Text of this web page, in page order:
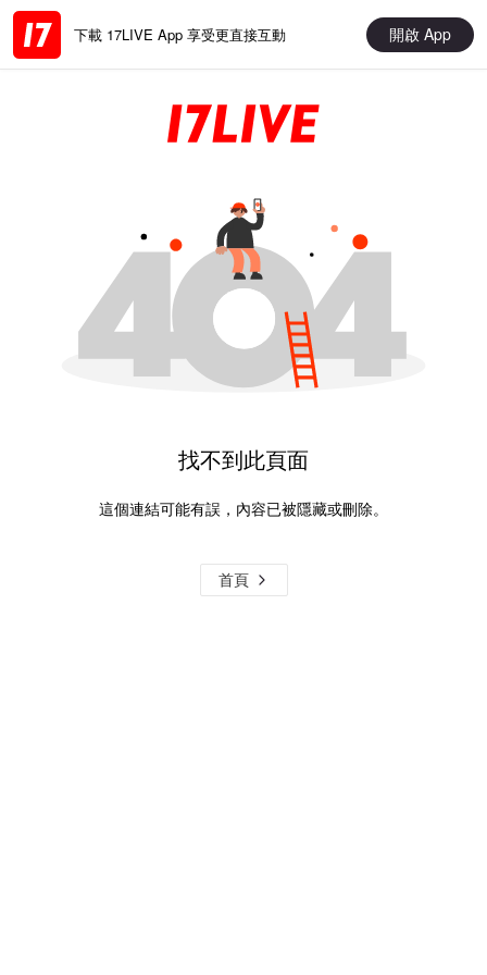
下載 17LIVE App 享受更直接互動 開啟 App
找不到此頁面
這個連結可能有誤，內容已被隱藏或刪除。
首頁